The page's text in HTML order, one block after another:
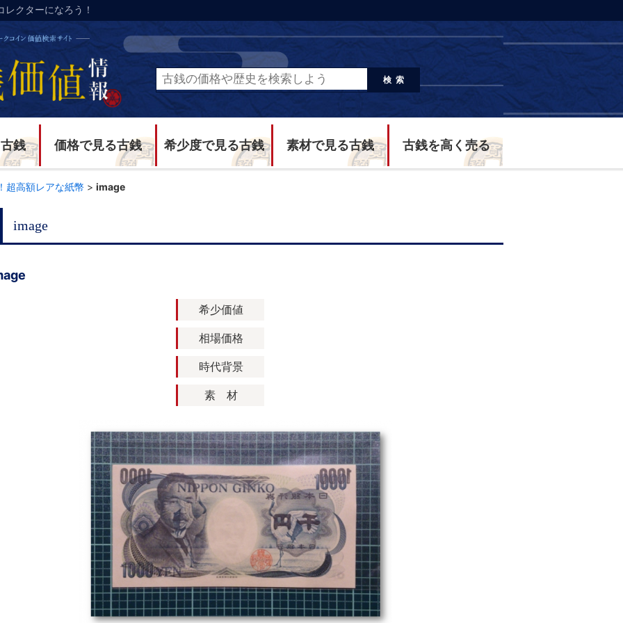
クターになろう！
検索
銭 価格で見る古銭 希少度で見る古銭 素材で見る古銭 古銭を高く売る
超高額レアな紙幣 > image
image
希少価値
相場価格
時代背景
素 材